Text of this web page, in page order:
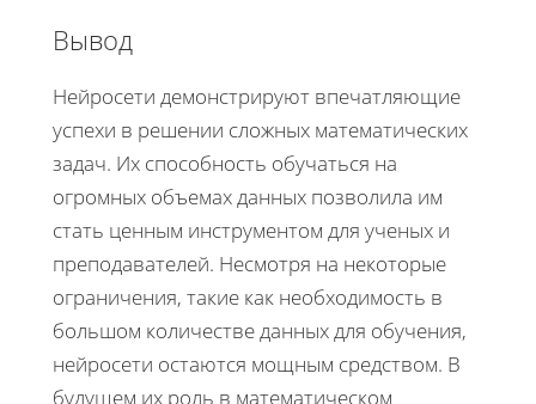
Вывод
Нейросети демонстрируют впечатляющие
успехи в решении сложных математических
задач. Их способность обучаться на
огромных объемах данных позволила им
стать ценным инструментом для ученых и
преподавателей. Несмотря на некоторые
ограничения, такие как необходимость в
большом количестве данных для обучения,
нейросети остаются мощным средством. В
будущем их роль в математическом